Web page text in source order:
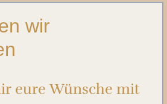
wir
eure Wünsche mit